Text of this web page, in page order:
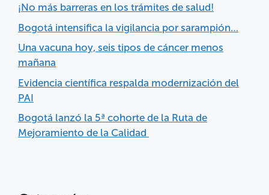
¡No más barreras en los trámites de salud!
Bogotá intensifica la vigilancia por sarampión…
Una vacuna hoy, seis tipos de cáncer menos
mañana
Evidencia científica respalda modernización del
PAI
Bogotá lanzó la 5ª cohorte de la Ruta de
Mejoramiento de la Calidad